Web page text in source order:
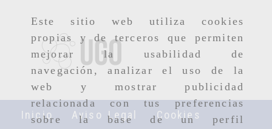
Este sitio web utiliza cookies
propias y de terceros que permiten
mejorar la usabilidad de
navegación, analizar el uso de la
web y mostrar publicidad
relacionada con tus preferencias
sobre la base de un perfil
Inicio Aviso Legal Cookies